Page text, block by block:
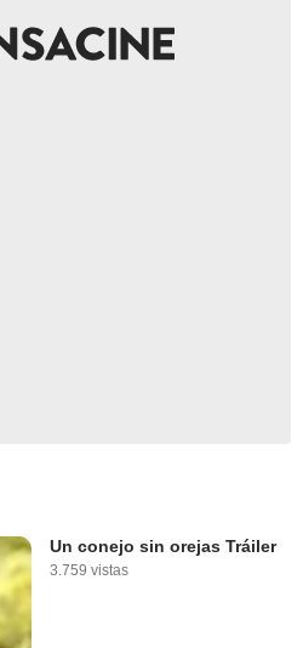
Un conejo sin orejas Tráiler
3.759 vistas